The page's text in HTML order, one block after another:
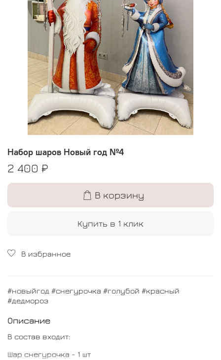
Набор шаров Новый год №4
2 400 ₽
В корзину
Купить в 1 клик
В избранное
#новыйгод #снегурочка #голубой #красный
#дедмороз
Описание
В состав входит:
Шар снегурочка - 1 шт